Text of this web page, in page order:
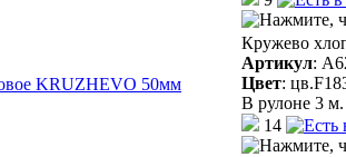
Кружево
Артикул:
Цвет:
В рулоне 3 м.
14